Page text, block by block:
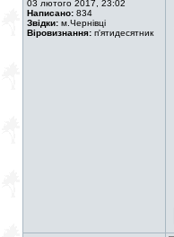
03 лютого 2017, 23:02
Написано: 834
Звідки: м.Чернівці
Віровизнання: п'ятидесятник